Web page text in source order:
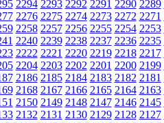
2294 2293 2292 2291 2290 2289
2276 2275 2274 2273 2272 2271
2258 2257 2256 2255 2254 2253
2240 2239 2238 2237 2236 2235
2222 2221 2220 2219 2218 2217
2204 2203 2202 2201 2200 2199
2186 2185 2184 2183 2182 2181
2168 2167 2166 2165 2164 2163
2150 2149 2148 2147 2146 2145
2132 2131 2130 2129 2128 2127